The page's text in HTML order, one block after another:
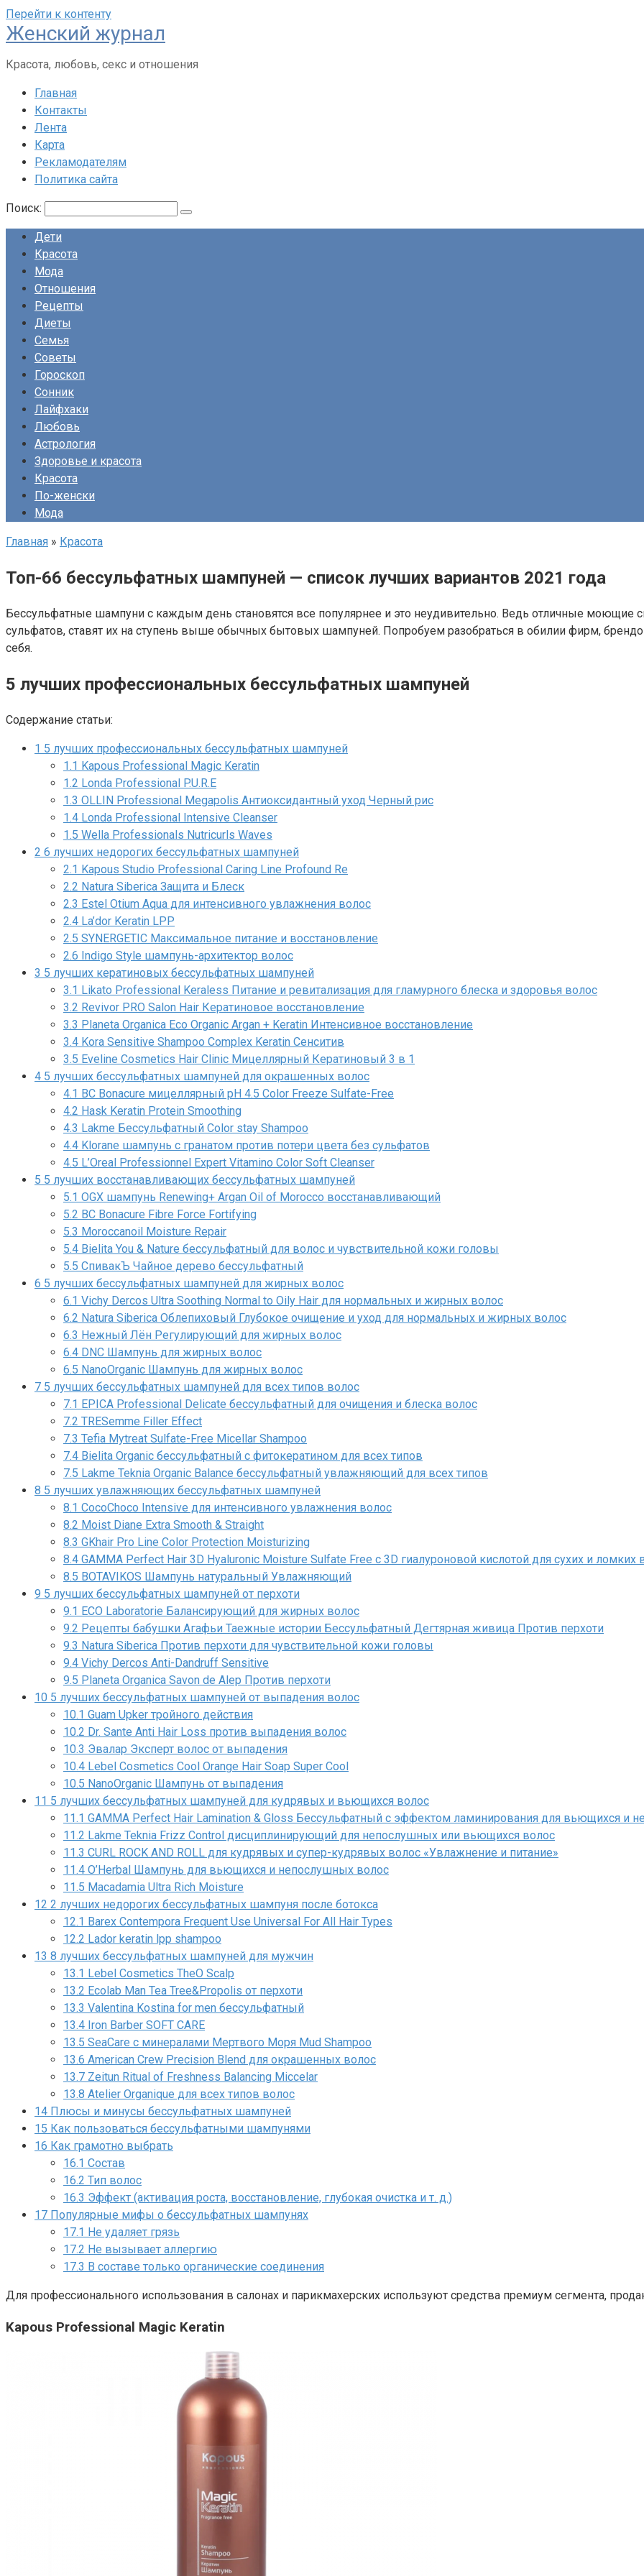
Перейти к контенту
Женский журнал
Красота, любовь, секс и отношения
Главная
Контакты
Лента
Карта
Рекламодателям
Политика сайта
Поиск:
Дети
Красота
Мода
Отношения
Рецепты
Диеты
Семья
Советы
Гороскоп
Сонник
Лайфхаки
Любовь
Астрология
Здоровье и красота
Красота
По-женски
Мода
Главная » Красота
Топ-66 бессульфатных шампуней — список лучших вариантов 2021 года
Бессульфатные шампуни с каждым день становятся все популярнее и это неудивительно. Ведь отличные моющие
сульфатов, ставят их на ступень выше обычных бытовых шампуней. Попробуем разобраться в обилии фирм,
себя.
5 лучших профессиональных бессульфатных шампуней
Содержание статьи:
1 5 лучших профессиональных бессульфатных шампуней
1.1 Kapous Professional Magic Keratin
1.2 Londa Professional P.U.R.E
1.3 OLLIN Professional Megapolis Антиоксидантный уход Черный рис
1.4 Londa Professional Intensive Cleanser
1.5 Wella Professionals Nutricurls Waves
2 6 лучших недорогих бессульфатных шампуней
2.1 Kapous Studio Professional Caring Line Profound Re
2.2 Natura Siberica Защита и Блеск
2.3 Estel Otium Aqua для интенсивного увлажнения волос
2.4 La’dor Keratin LPP
2.5 SYNERGETIC Максимальное питание и восстановление
2.6 Indigo Style шампунь-архитектор волос
3 5 лучших кератиновых бессульфатных шампуней
3.1 Likato Professional Keraless Питание и ревитализация для гламурного блеска и здоровья волос
3.2 Revivor PRO Salon Hair Кератиновое восстановление
3.3 Planeta Organica Eco Organic Argan + Keratin Интенсивное восстановление
3.4 Kora Sensitive Shampoo Complex Keratin Сенситив
3.5 Eveline Cosmetics Hair Clinic Мицеллярный Кератиновый 3 в 1
4 5 лучших бессульфатных шампуней для окрашенных волос
4.1 BC Bonacure мицеллярный pH 4.5 Color Freeze Sulfate-Free
4.2 Hask Keratin Protein Smoothing
4.3 Lakme Бессульфатный Color stay Shampoo
4.4 Klorane шампунь с гранатом против потери цвета без сульфатов
4.5 L’Oreal Professionnel Expert Vitamino Color Soft Cleanser
5 5 лучших восстанавливающих бессульфатных шампуней
5.1 OGX шампунь Renewing+ Argan Oil of Morocco восстанавливающий
5.2 BC Bonacure Fibre Force Fortifying
5.3 Moroccanoil Moisture Repair
5.4 Bielita You & Nature беcсульфатный для волос и чувствительной кожи головы
5.5 СпивакЪ Чайное дерево бессульфатный
6 5 лучших бессульфатных шампуней для жирных волос
6.1 Vichy Dercos Ultra Soothing Normal to Oily Hair для нормальных и жирных волос
6.2 Natura Siberica Облепиховый Глубокое очищение и уход для нормальных и жирных волос
6.3 Нежный Лён Регулирующий для жирных волос
6.4 DNC Шампунь для жирных волос
6.5 NanoOrganic Шампунь для жирных волос
7 5 лучших бессульфатных шампуней для всех типов волос
7.1 EPICA Professional Delicate бессульфатный для очищения и блеска волос
7.2 TRESemme Filler Effect
7.3 Tefia Mytreat Sulfate-Free Micellar Shampoo
7.4 Bielita Organic бессульфатный с фитокератином для всех типов
7.5 Lakme Teknia Organic Balance бессульфатный увлажняющий для всех типов
8 5 лучших увлажняющих бессульфатных шампуней
8.1 CocoChoco Intensive для интенсивного увлажнения волос
8.2 Moist Diane Extra Smooth & Straight
8.3 GKhair Pro Line Color Protection Moisturizing
8.4 GAMMA Perfect Hair 3D Hyaluronic Moisture Sulfate Free с 3D гиалуроновой кислотой для сухих и ломких
8.5 BOTAVIKOS Шампунь натуральный Увлажняющий
9 5 лучших бессульфатных шампуней от перхоти
9.1 ECO Laboratorie Балансирующий для жирных волос
9.2 Рецепты бабушки Агафьи Таежные истории Беcсульфатный Дегтярная живица Против перхоти
9.3 Natura Siberica Против перхоти для чувствительной кожи головы
9.4 Vichy Dercos Anti-Dandruff Sensitive
9.5 Planeta Organica Savon de Alep Против перхоти
10 5 лучших бессульфатных шампуней от выпадения волос
10.1 Guam Upker тройного действия
10.2 Dr. Sante Anti Hair Loss против выпадения волос
10.3 Эвалар Эксперт волос от выпадения
10.4 Lebel Cosmetics Cool Orange Hair Soap Super Cool
10.5 NanoOrganic Шампунь от выпадения
11 5 лучших бессульфатных шампуней для кудрявых и вьющихся волос
11.1 GAMMA Perfect Hair Lamination & Gloss Бессульфатный с эффектом ламинирования для вьющихся и
11.2 Lakme Teknia Frizz Control дисциплинирующий для непослушных или вьющихся волос
11.3 CURL ROCK AND ROLL для кудрявых и супер-кудрявых волос «Увлажнение и питание»
11.4 O’Herbal Шампунь для вьющихся и непослушных волос
11.5 Macadamia Ultra Rich Moisture
12 2 лучших недорогих бессульфатных шампуня после ботокса
12.1 Barex Contempora Frequent Use Universal For All Hair Types
12.2 Lador keratin lpp shampoo
13 8 лучших бессульфатных шампуней для мужчин
13.1 Lebel Cosmetics TheO Scalp
13.2 Ecolab Man Tea Tree&Propolis от перхоти
13.3 Valentina Kostina for men бессульфатный
13.4 Iron Barber SOFT CARE
13.5 SeaCare с минералами Мертвого Моря Mud Shampoo
13.6 American Crew Precision Blend для окрашенных волос
13.7 Zeitun Ritual of Freshness Balancing Miccelar
13.8 Atelier Organique для всех типов волос
14 Плюсы и минусы бессульфатных шампуней
15 Как пользоваться бессульфатными шампунями
16 Как грамотно выбрать
16.1 Состав
16.2 Тип волос
16.3 Эффект (активация роста, восстановление, глубокая очистка и т. д.)
17 Популярные мифы о бессульфатных шампунях
17.1 Не удаляет грязь
17.2 Не вызывает аллергию
17.3 В составе только органические соединения
Для профессионального использования в салонах и парикмахерских используют средства премиум сегмента,
Kapous Professional Magic Keratin